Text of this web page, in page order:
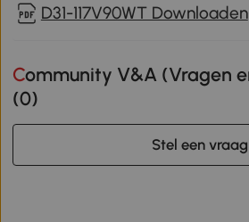
D31-117V90WT Downloaden
Community V&A (Vragen en Antwoorden)
(0)
Stel een vraag